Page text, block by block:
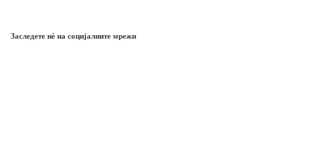
Заследете нѐ на социјалните мрежи